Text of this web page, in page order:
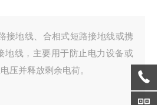
接地线、合相式短路接地线或携
地线，主要用于防止电力设备或
压并释放剩余电荷。